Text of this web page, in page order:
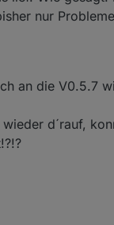
(sma-em.0) auf
nur
an die V0.5.7
d´rauf,